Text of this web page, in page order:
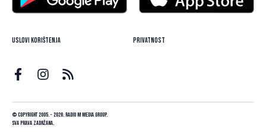
Uslovi korištenja Privatnost
© Copyright 2005. - 2026. Radio M Media Group.
Sva prava zadržana.